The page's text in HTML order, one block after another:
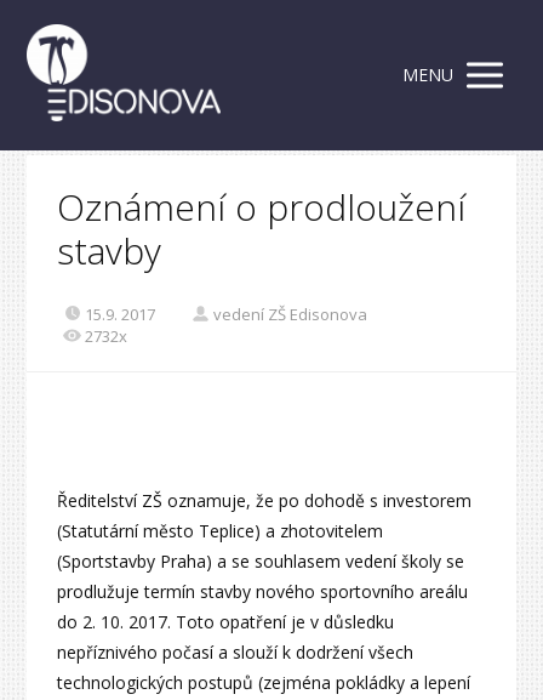
MENU
Oznámení o prodloužení
stavby
15.9. 2017
vedení ZŠ Edisonova
2732x
Ředitelství ZŠ oznamuje, že po dohodě s investorem
(Statutární město Teplice) a zhotovitelem
(Sportstavby Praha) a se souhlasem vedení školy se
prodlužuje termín stavby nového sportovního areálu
do 2. 10. 2017. Toto opatření je v důsledku
nepříznivého počasí a slouží k dodržení všech
technologických postupů (zejména pokládky a lepení